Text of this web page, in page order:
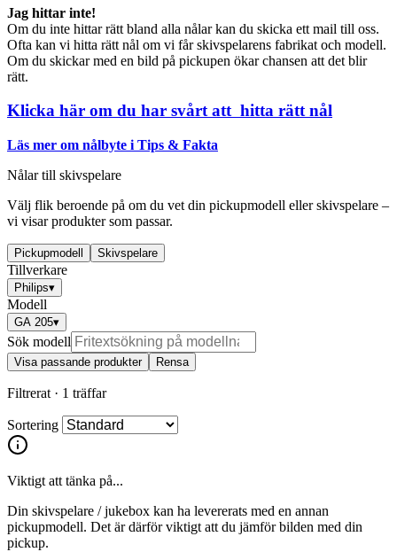
Jag hittar inte!
Om du inte hittar rätt bland alla nålar kan du skicka ett mail till oss.
Ofta kan vi hitta rätt nål om vi får skivspelarens fabrikat och modell.
Om du skickar med en bild på pickupen ökar chansen att det blir
rätt.
Klicka här om du har svårt att hitta rätt nål
Läs mer om nålbyte i Tips & Fakta
Nålar till skivspelare
Välj flik beroende på om du vet din pickupmodell eller skivspelare –
vi visar produkter som passar.
Pickupmodell Skivspelare
Tillverkare
Philips▾
Modell
GA 205▾
Sök modell
Visa passande produkter Rensa
Filtrerat · 1 träffar
Sortering
Viktigt att tänka på...
Din skivspelare / jukebox kan ha levererats med en annan
pickupmodell. Det är därför viktigt att du jämför bilden med din
pickup.